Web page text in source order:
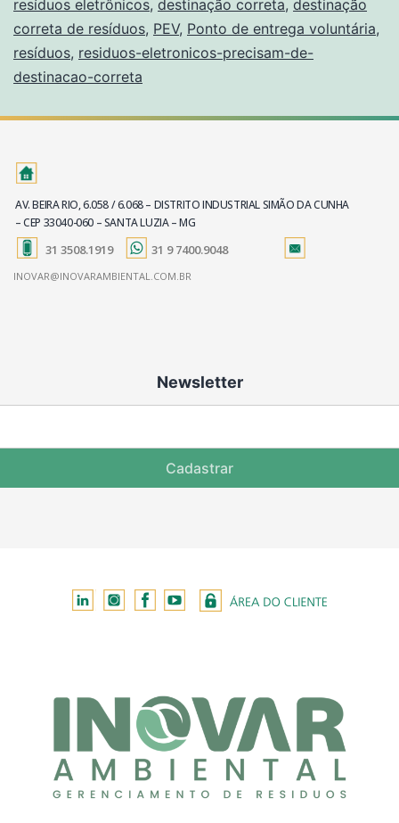
resíduos eletrônicos, destinação correta, destinação
correta de resíduos, PEV, Ponto de entrega voluntária,
resíduos, residuos-eletronicos-precisam-de-
destinacao-correta
AV. BEIRA RIO, 6.058 / 6.068 – DISTRITO INDUSTRIAL SIMÃO DA CUNHA
– CEP 33040-060 – SANTA LUZIA – MG
31 3508.1919 31 9 7400.9048
INOVAR@INOVARAMBIENTAL.COM.BR
Newsletter
Cadastrar